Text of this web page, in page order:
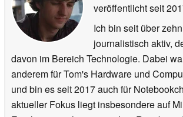
veröffentlichtseit
Ich bin seit über
journalistisch aktiv,
davon im Bereich Technologie. Dabei
anderem für Tom's Hardware und
und bin es seit 2017 auch für
aktueller Fokus liegt insbesondere auf